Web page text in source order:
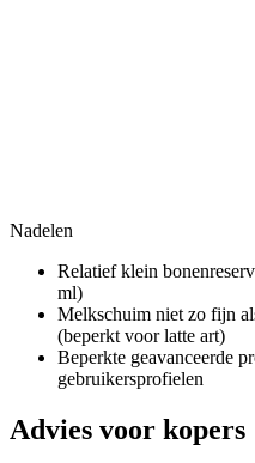
Nadelen
Relatief klein
ml)
Melkschuim niet zo fijn
(beperkt voor latte art)
Beperkte geavanceerde
gebruikersprofielen
Advies voor kopers